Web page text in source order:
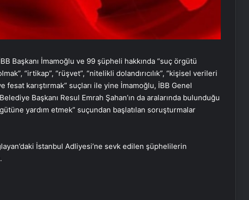
Başkanı İmamoğlu ve 99 şüpheli hakkında “suç örgütü
“irtikap”, “rüşvet”, “nitelikli dolandırıcılık”, “kişisel verileri
fesat karıştırmak” suçları ile yine İmamoğlu, İBB Genel
Başkanı Resul Emrah Şahan’ın da aralarında bulunduğu
yardım etmek” suçundan başlatılan soruşturmalar
İstanbul Adliyesi’ne sevk edilen şüphelilerin